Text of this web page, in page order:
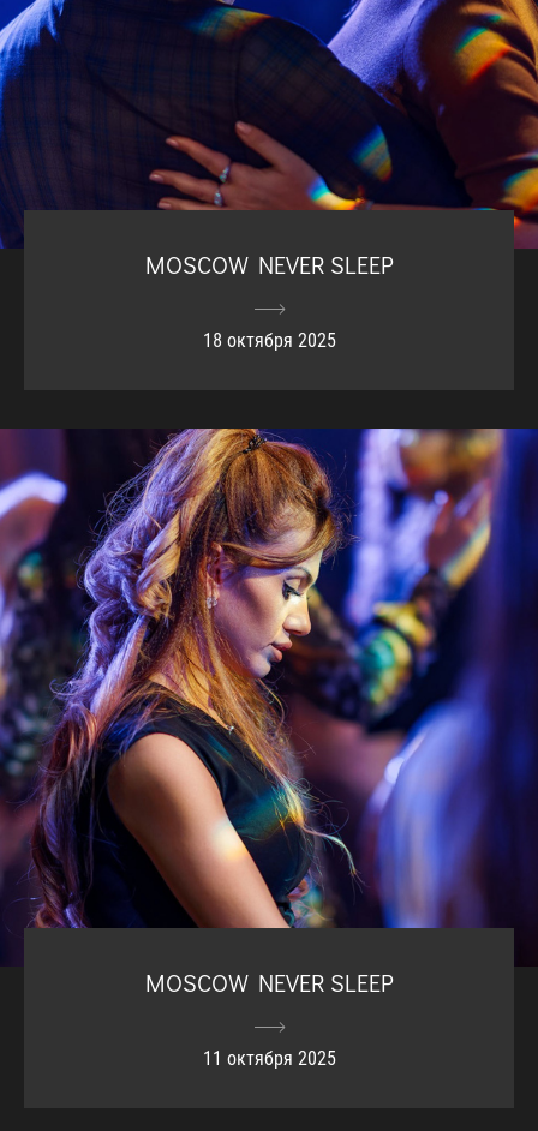
MOSCOW NEVER SLEEP
18 октября 2025
MOSCOW NEVER SLEEP
11 октября 2025